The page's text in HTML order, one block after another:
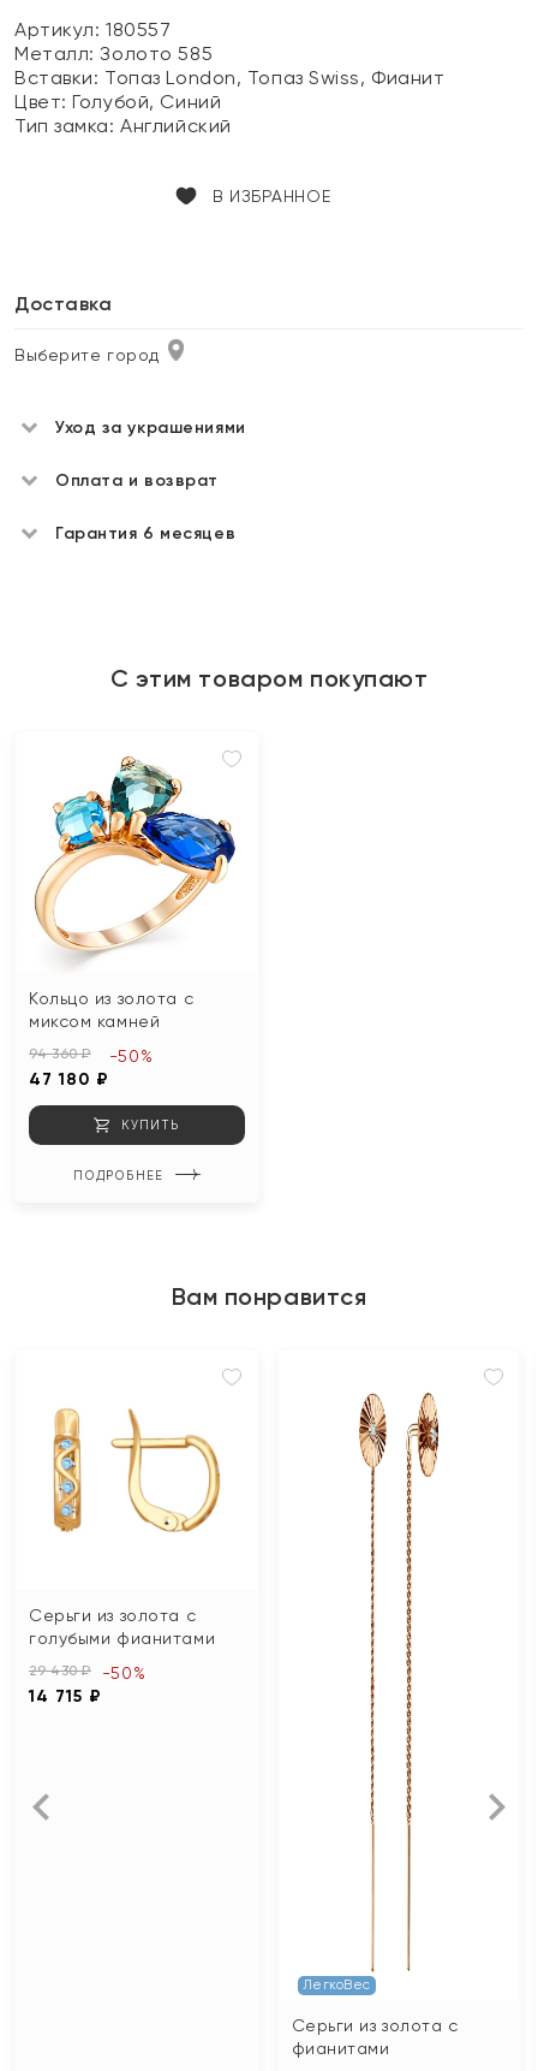
Артикул: 180557
Металл:Золото 585
Вставки: Топаз London, Топаз Swiss, Фианит
Цвет:Голубой, Синий
Тип замка:Английский
В ИЗБРАННОЕ
Доставка
Выберите город
Уход за украшениями
Оплата и возврат
Гарантия 6 месяцев
С этим товаром покупают
Кольцо из золота с
миксом камней
94 360 ₽
47 180 ₽
-50%
КУПИТЬ
ПОДРОБНЕЕ
Вам понравится
Серьги из золота с
голубыми фианитами
29 430 ₽
14 715 ₽
-50%
ЛегкоВес
Серьги из золота с
фианитами